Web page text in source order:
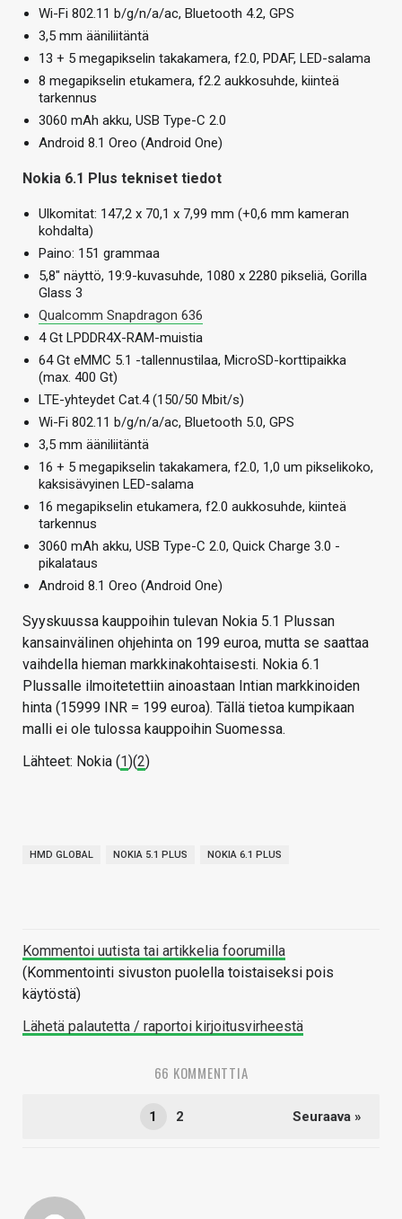
Wi-Fi 802.11 b/g/n/a/ac, Bluetooth 4.2, GPS
3,5 mm ääniliitäntä
13 + 5 megapikselin takakamera, f2.0, PDAF, LED-salama
8 megapikselin etukamera, f2.2 aukkosuhde, kiinteä
tarkennus
3060 mAh akku, USB Type-C 2.0
Android 8.1 Oreo (Android One)
Nokia 6.1 Plus tekniset tiedot
Ulkomitat: 147,2 x 70,1 x 7,99 mm (+0,6 mm kameran
kohdalta)
Paino: 151 grammaa
5,8″ näyttö, 19:9-kuvasuhde, 1080 x 2280 pikseliä, Gorilla
Glass 3
Qualcomm Snapdragon 636
4 Gt LPDDR4X-RAM-muistia
64 Gt eMMC 5.1 -tallennustilaa, MicroSD-korttipaikka
(max. 400 Gt)
LTE-yhteydet Cat.4 (150/50 Mbit/s)
Wi-Fi 802.11 b/g/n/a/ac, Bluetooth 5.0, GPS
3,5 mm ääniliitäntä
16 + 5 megapikselin takakamera, f2.0, 1,0 um pikselikoko,
kaksisävyinen LED-salama
16 megapikselin etukamera, f2.0 aukkosuhde, kiinteä
tarkennus
3060 mAh akku, USB Type-C 2.0, Quick Charge 3.0 -
pikalataus
Android 8.1 Oreo (Android One)
Syyskuussa kauppoihin tulevan Nokia 5.1 Plussan
kansainvälinen ohjehinta on 199 euroa, mutta se saattaa
vaihdella hieman markkinakohtaisesti. Nokia 6.1
Plussalle ilmoitetettiin ainoastaan Intian markkinoiden
hinta (15999 INR = 199 euroa). Tällä tietoa kumpikaan
malli ei ole tulossa kauppoihin Suomessa.
Lähteet: Nokia (1)(2)
HMD GLOBAL NOKIA 5.1 PLUS NOKIA 6.1 PLUS
Kommentoi uutista tai artikkelia foorumilla
(Kommentointi sivuston puolella toistaiseksi pois
käytöstä)
Lähetä palautetta / raportoi kirjoitusvirheestä
66 KOMMENTTIA
1 2 Seuraava »